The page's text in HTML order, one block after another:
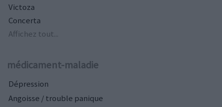
Victoza
Concerta
Affichez tout...
médicament-maladie
Dépression
Angoisse / trouble panique